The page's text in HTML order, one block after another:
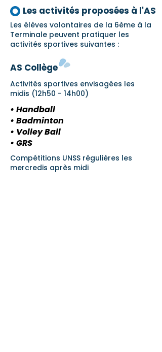
Les activités proposées à l'AS
Les élèves volontaires de la 6ème à la
Terminale peuvent pratiquer les
activités sportives suivantes :
AS Collège
Activités sportives envisagées les
midis (12h50 - 14h00)
• Handball
• Badminton
• Volley Ball
• GRS
Compétitions UNSS régulières les
mercredis après midi